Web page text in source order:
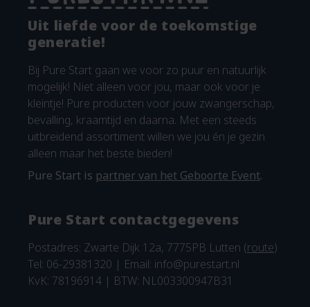
Uit liefde voor de toekomstige
generatie!
Bij Pure Start gaan we voor zo puur en natuurlijk
mogelijk! Niet alleen voor jou, maar ook voor je
kleintje! Pure producten voor jouw zwangerschap,
bevalling, kraamtijd en daarna. Met een steeds
uitbreidend assortiment willen we jou én je gezin
alleen maar het beste bieden!
Pure Start is partner van het Geboorte Event.
Pure Start contactgegevens
Postadres: Zwarte Dijk 12a, 7775PB Lutten (route)
Tel: 06-29381320 | Email: info@purestart.nl
KvK: 78196914 | BTW: NL003300947B31